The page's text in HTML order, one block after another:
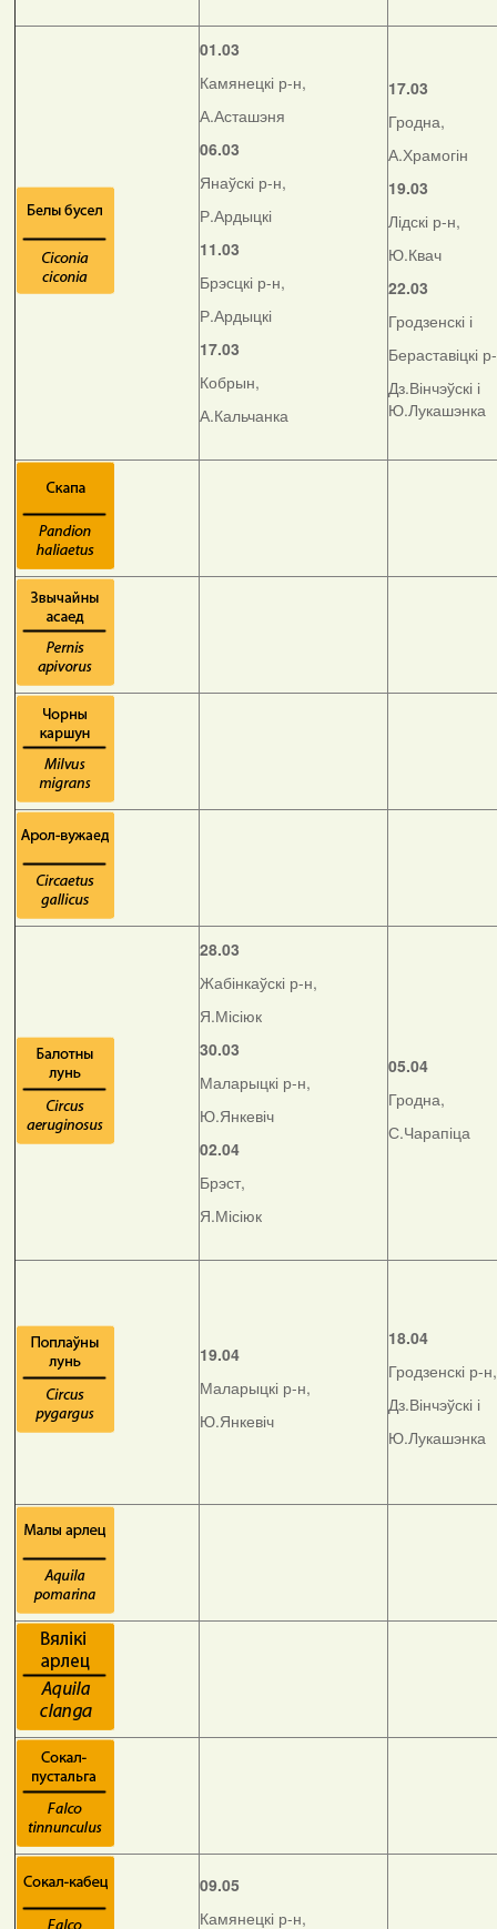
01.03
Камянецкі р-н,
А.Асташэня
06.03
Янаўскі р-н,
Р.Ардыцкі
11.03
Брэсцкі р-н,
Р.Ардыцкі
17.03
Кобрын,
А.Кальчанка
17.03
Гродна,
А.Храмогін
19.03
Лідскі р-н,
Ю.Квач
22.03
Гродзенскі і
Бераставіцкі
Дз.Вінчэўскі і
Ю.Лукашэнка
28.03
Жабінкаўскі р-н,
Я.Місіюк
30.03
Маларыцкі р-н,
Ю.Янкевіч
02.04
Брэст,
Я.Місіюк
05.04
Гродна,
С.Чарапіца
19.04
Маларыцкі р-н,
Ю.Янкевіч
18.04
Гродзенскі р-н,
Дз.Вінчэўскі і
Ю.Лукашэнка
09.05
Камянецкі р-н,